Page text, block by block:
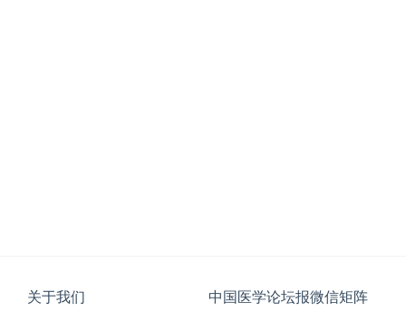
关于我们 中国医学论坛报微信矩阵